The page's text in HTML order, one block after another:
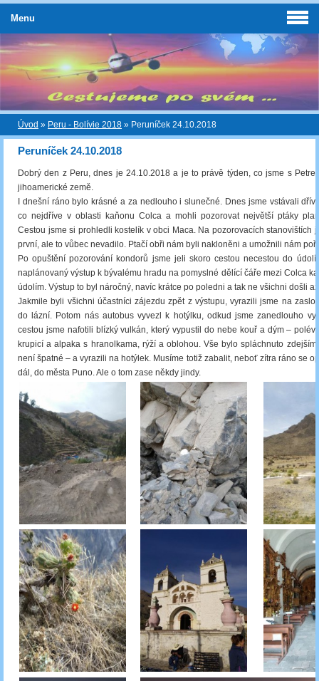
Úvod » Peru - Bolívie 2018 » Peruníček 24.10.2018
Peruníček 24.10.2018
Dobrý den z Peru, dnes je 24.10.2018 a je to právě týden, co jsme s
jihoamerické země.
I dnešní ráno bylo krásné a za nedlouho i slunečné. Dnes jsme vstávali
co nejdříve v oblasti kaňonu Colca a mohli pozorovat největší ptáky
Cestou jsme si prohledli kostelík v obci Maca. Na pozorovacích stanovištích
první, ale to vůbec nevadilo. Ptačí obři nám byli nakloněni a umožnili nám
Po opuštění pozorování kondorů jsme jeli skoro cestou necestou do
naplánovaný výstup k bývalému hradu na pomyslné dělící čáře mezi Colca
údolím. Výstup to byl náročný, navíc krátce po poledni a tak ne všichni došli
Jakmile byli všichni účastníci zájezdu zpět z výstupu, vyrazili jsme na
do lázní. Potom nás autobus vyvezl k hotýlku, odkud jsme zanedlouho
cestou jsme nafotili blízký vulkán, který vypustil do nebe kouř a dým –
krupicí a alpaka s hranolkama, rýží a oblohou. Vše bylo spláchnuto
není špatné – a vyrazili na hotýlek. Musíme totiž zabalit, neboť zítra ráno se
dál, do města Puno. Ale o tom zase někdy jindy.
Menu